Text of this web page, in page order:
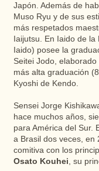
Japón. Además de
Muso Ryu y de sus
más respetados
Iaijutsu. En Iaido de
Iaido) posee la
Seitei Jodo,
más alta graduación
Kyoshi de Kendo.
Sensei Jorge
hace muchos años,
para América del Sur.
a Brasil dos veces, en
comitiva con los
Osato Kouhei, su